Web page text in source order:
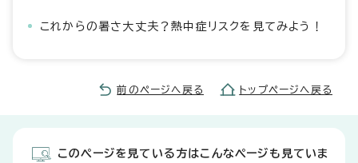
これからの暑さ大丈夫？熱中症リスクを見てみよう！
前のページへ戻る トップページへ戻る
このページを見ている方はこんなページも見ていま